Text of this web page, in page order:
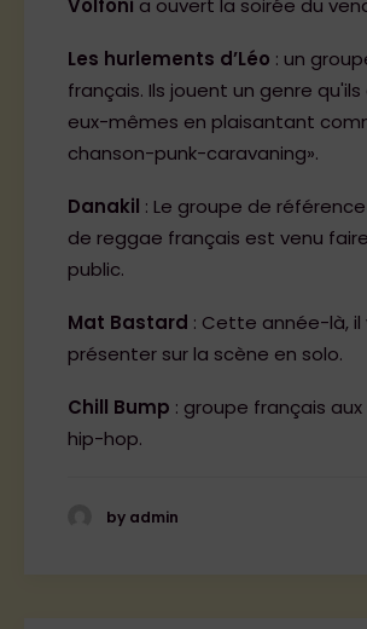
Volfoni a ouvert la soirée du
Les hurlements d’Léo : un
français. Ils jouent un genre
eux-mêmes en plaisantant
chanson-punk-caravaning».
Danakil : Le groupe de
de reggae français est venu
public.
Mat Bastard : Cette année-là, il
présenter sur la scène en solo.
Chill Bump : groupe français
hip-hop.
by admin